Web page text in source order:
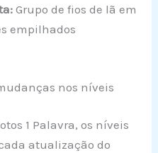
Grupo de fios de lã em
empilhados
nos níveis
1 Palavra, os níveis
atualização do